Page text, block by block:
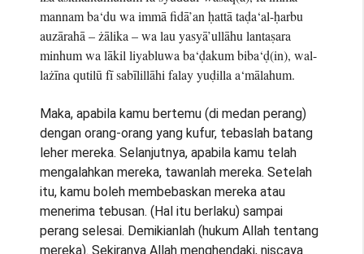
mannam ba‘du wa immā fidā’an ḥattā taḍa‘al-ḥarbu
auzārahā – żālika – wa lau yasyā’ullāhu lantaṣara
minhum wa lākil liyabluwa ba‘ḍakum biba‘ḍ(in), wal-
lażīna qutilū fī sabīlillāhi falay yuḍilla a‘mālahum.
Maka, apabila kamu bertemu (di medan perang)
dengan orang-orang yang kufur, tebaslah batang
leher mereka. Selanjutnya, apabila kamu telah
mengalahkan mereka, tawanlah mereka. Setelah
itu, kamu boleh membebaskan mereka atau
menerima tebusan. (Hal itu berlaku) sampai
perang selesai. Demikianlah (hukum Allah tentang
mereka). Sekiranya Allah menghendaki, niscaya